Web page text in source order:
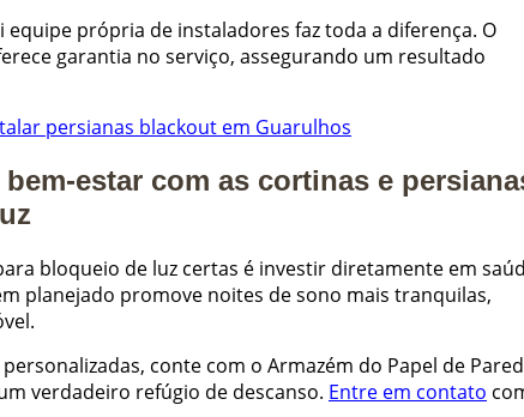
própria de instaladores faz toda a diferença. O
garantia no serviço, assegurando um resultado
persianas blackout em Guarulhos
estar com as cortinas e
bloqueio de luz certas é investir diretamente em
planejado promove noites de sono mais tranquilas,
conte com o Armazém do Papel de
verdadeiro refúgio de descanso. Entre em contato